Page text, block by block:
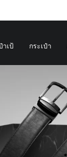
าเป้ กระเป๋า